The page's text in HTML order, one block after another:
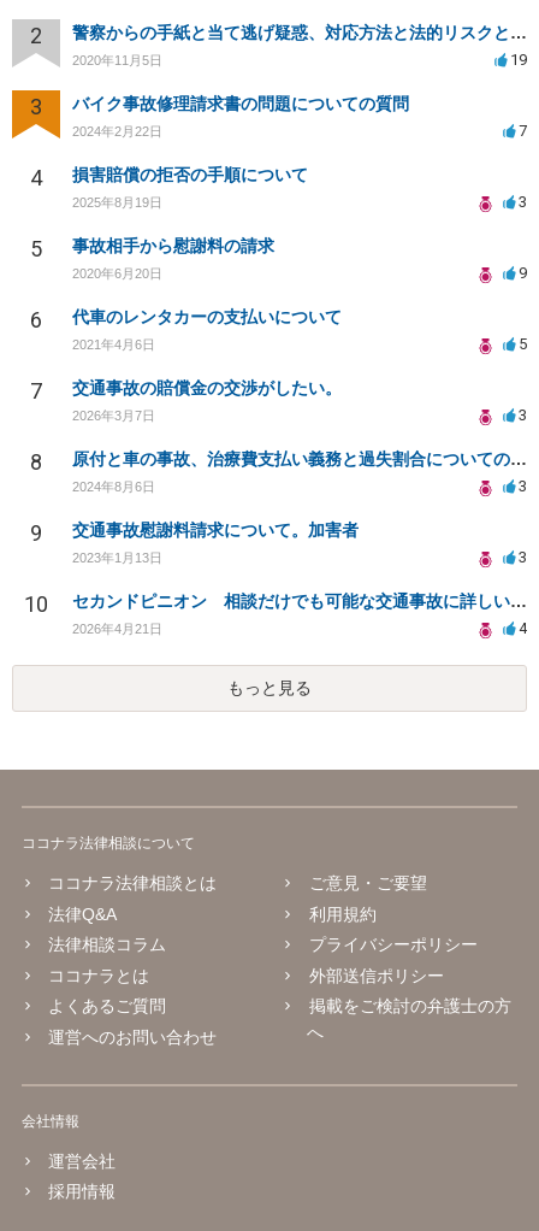
2 警察からの手紙と当て逃げ疑惑、対応方法と法的リスクとは？
2020年11月5日 19
3 バイク事故修理請求書の問題についての質問
2024年2月22日 7
4 損害賠償の拒否の手順について
2025年8月19日 3
5 事故相手から慰謝料の請求
2020年6月20日 9
6 代車のレンタカーの支払いについて
2021年4月6日 5
7 交通事故の賠償金の交渉がしたい。
2026年3月7日 3
8 原付と車の事故、治療費支払い義務と過失割合についての相談
2024年8月6日 3
9 交通事故慰謝料請求について。加害者
2023年1月13日 3
10 セカンドピニオン 相談だけでも可能な交通事故に詳しい弁護士さんを探してます
2026年4月21日 4
もっと見る
ココナラ法律相談について
ココナラ法律相談とは
法律Q&A
法律相談コラム
ココナラとは
よくあるご質問
運営へのお問い合わせ
ご意見・ご要望
利用規約
プライバシーポリシー
外部送信ポリシー
掲載をご検討の弁護士の方
へ
会社情報
運営会社
採用情報